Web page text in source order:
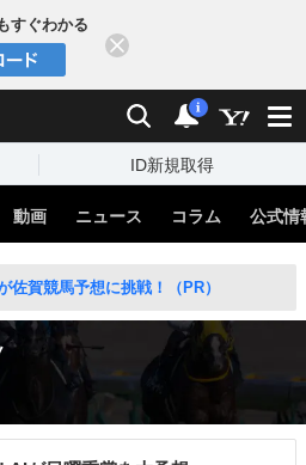
すぐわかる
検索 通知
i
ID新規取得
動画 ニュース コラム 公式情
佐賀競馬予想に挑戦！（PR）